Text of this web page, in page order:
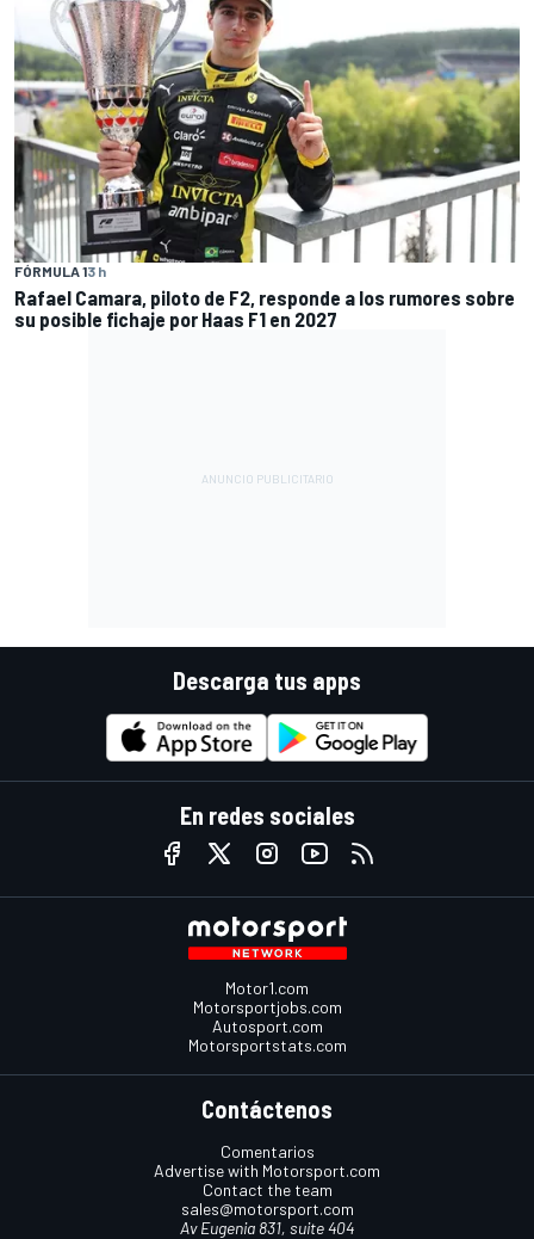
FÓRMULA 13 h
Rafael Camara, piloto de F2, responde a los rumores sobre
su posible fichaje por Haas F1 en 2027
Descarga tus apps
En redes sociales
Motor1.com
Motorsportjobs.com
Autosport.com
Motorsportstats.com
Contáctenos
Comentarios
Advertise with Motorsport.com
Contact the team
sales@motorsport.com
Av Eugenia 831, suite 404